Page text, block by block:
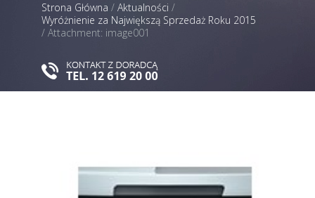
Strona Główna / Aktualności /
Wyróżnienie za Największą Sprzedaż Roku 2015
/ Attachment: image001